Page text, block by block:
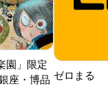
園」限定
座・博品 ゼロまる